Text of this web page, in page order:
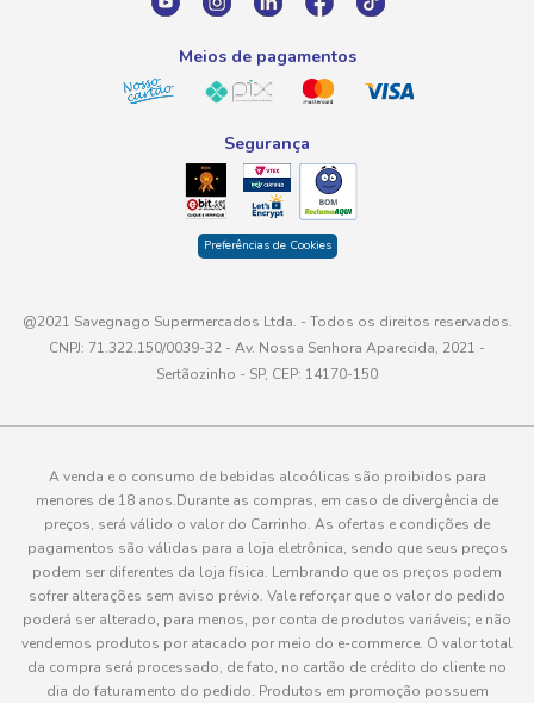
atendimento@savegnago.com.br
Meios de pagamentos
Segurança
Preferências de Cookies
@2021 Savegnago Supermercados Ltda. - Todos os direitos reservados.
CNPJ: 71.322.150/0039-32 - Av. Nossa Senhora Aparecida, 2021 -
Sertãozinho - SP, CEP: 14170-150
A venda e o consumo de bebidas alcoólicas são proibidos para
menores de 18 anos.Durante as compras, em caso de divergência de
preços, será válido o valor do Carrinho. As ofertas e condições de
pagamentos são válidas para a loja eletrônica, sendo que seus preços
podem ser diferentes da loja física. Lembrando que os preços podem
sofrer alterações sem aviso prévio. Vale reforçar que o valor do pedido
poderá ser alterado, para menos, por conta de produtos variáveis; e não
vendemos produtos por atacado por meio do e-commerce. O valor total
da compra será processado, de fato, no cartão de crédito do cliente no
dia do faturamento do pedido. Produtos em promoção possuem